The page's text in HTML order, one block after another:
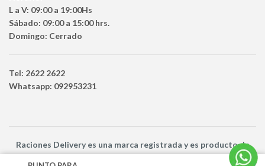
L a V: 09:00 a 19:00Hs
Sábado: 09:00 a 15:00 hrs.
Domingo: Cerrado
Tel: 2622 2622
Whatsapp: 092953231
Raciones Deliveryes una marca registrada y es productode
Netbuy Uruguay SRL -© Todos los derechos reservados